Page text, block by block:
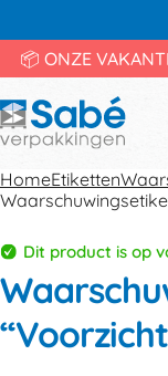
📦 ONZE
HomeEtiketten
Dit product is op